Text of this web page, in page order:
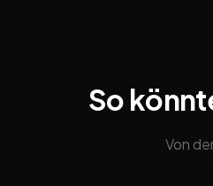
So
Von